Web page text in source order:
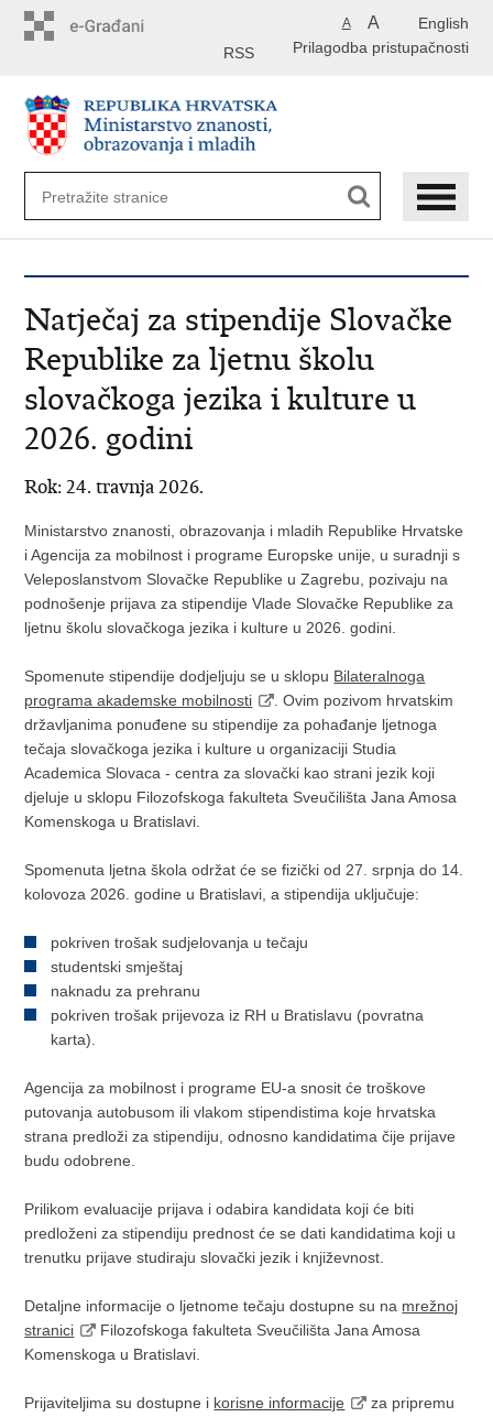
English
A A
Prilagodba pristupačnosti
RSS
Natječaj za stipendije Slovačke
Republike za ljetnu školu
slovačkoga jezika i kulture u
2026. godini
Rok: 24. travnja 2026.
Ministarstvo znanosti, obrazovanja i mladih Republike Hrvatske
i Agencija za mobilnost i programe Europske unije, u suradnji s
Veleposlanstvom Slovačke Republike u Zagrebu, pozivaju na
podnošenje prijava za stipendije Vlade Slovačke Republike za
ljetnu školu slovačkoga jezika i kulture u 2026. godini.
Spomenute stipendije dodjeljuju se u sklopu Bilateralnoga
programa akademske mobilnosti
. Ovim pozivom hrvatskim
državljanima ponuđene su stipendije za pohađanje ljetnoga
tečaja slovačkoga jezika i kulture u organizaciji Studia
Academica Slovaca - centra za slovački kao strani jezik koji
djeluje u sklopu Filozofskoga fakulteta Sveučilišta Jana Amosa
Komenskoga u Bratislavi.
Spomenuta ljetna škola održat će se fizički od 27. srpnja do 14.
kolovoza 2026. godine u Bratislavi, a stipendija uključuje:
pokriven trošak sudjelovanja u tečaju
studentski smještaj
naknadu za prehranu
pokriven trošak prijevoza iz RH u Bratislavu (povratna
karta).
Agencija za mobilnost i programe EU-a snosit će troškove
putovanja autobusom ili vlakom stipendistima koje hrvatska
strana predloži za stipendiju, odnosno kandidatima čije prijave
budu odobrene.
Prilikom evaluacije prijava i odabira kandidata koji će biti
predloženi za stipendiju prednost će se dati kandidatima koji u
trenutku prijave studiraju slovački jezik i književnost.
Detaljne informacije o ljetnome tečaju dostupne su na mrežnoj
stranici
Filozofskoga fakulteta Sveučilišta Jana Amosa
Komenskoga u Bratislavi.
Prijaviteljima su dostupne i korisne informacije
za pripremu